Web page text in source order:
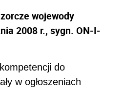
wojewody
2008 r., sygn. ON-I-
do
w ogłoszeniach